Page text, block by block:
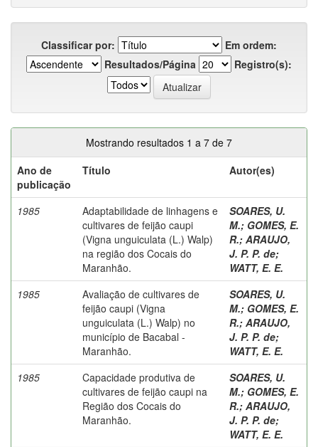
Classificar por:
Em ordem:
Resultados/Página
Registro(s):
Mostrando resultados 1 a 7 de 7
Ano de
publicação
Título Autor(es)
1985
Adaptabilidade de linhagens e
cultivares de feijão caupi
(Vigna unguiculata (L.) Walp)
na região dos Cocais do
Maranhão.
SOARES, U.
M.; GOMES, E.
R.; ARAUJO,
J. P. P. de;
WATT, E. E.
1985
Avaliação de cultivares de
feijão caupi (Vigna
unguiculata (L.) Walp) no
município de Bacabal -
Maranhão.
SOARES, U.
M.; GOMES, E.
R.; ARAUJO,
J. P. P. de;
WATT, E. E.
1985
Capacidade produtiva de
cultivares de feijão caupi na
Região dos Cocais do
Maranhão.
SOARES, U.
M.; GOMES, E.
R.; ARAUJO,
J. P. P. de;
WATT, E. E.